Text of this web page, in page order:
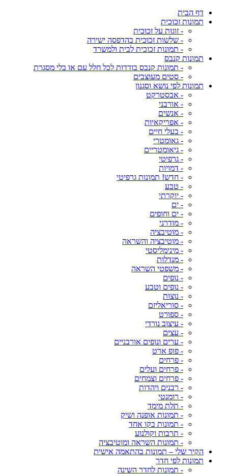
דף הבית
תמונות זכוכית
- זוגות על זכוכית
- שלשות זכוכית בהדפסה ישירה
- תמונות זכוכית לבית ולמשרד
תמונות קנבס
- תמונות קנבס בודדות לכל חלל עם או בלי מסגרת
- סטים מעוצבים
תמונות לפי נושא וסגנון
- אבסטרקט
- אורבני
- אנשים
- אפריקאיות
- בעלי חיים
- גאומטרי
- גיאומטריים
- גרפיטי
- דמויות
- חדש! תמונות גרפיטי
- טבע
- יוקרתי
- ים
- ים וחופים
- מודרני
- מוטיבציה
- מוטיבציה והשראה
- מינימליסטי
- מנדלות
- משפטי השראה
- נופים
- נופים וטבע
- נוצות
- סוריאליזם
- ספורט
- עיצוב נורדי
- עצים
- ערים ונופים אורבניים
- פופ ארט
- פרחים
- פרחים ועלים
- פרחים וצמחים
- רבנים ויהדות
- רומנטי
- תלת מימד
- תמונות אופנה ושיק
- תמונות בקו אחד
- תרבות וקולנוע
- תמונות השראה ומוטיבציה
הקיר שלי – תמונות בהתאמה אישית
תמונות לפי חדר
- תמונות לחדר השינה